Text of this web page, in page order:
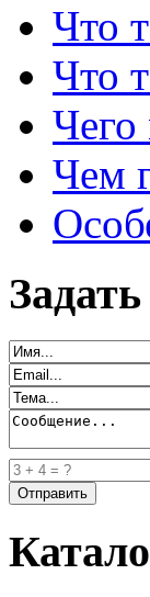
Что
Что
Чего
Чем